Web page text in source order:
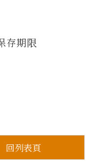
存期限
回列表頁